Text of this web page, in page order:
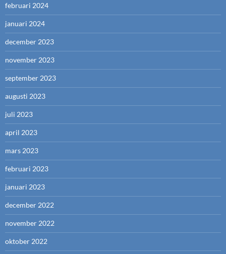
februari 2024
januari 2024
december 2023
november 2023
september 2023
augusti 2023
juli 2023
april 2023
mars 2023
februari 2023
januari 2023
december 2022
november 2022
oktober 2022